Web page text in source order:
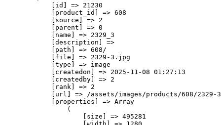
            [id] => 21230
            [product_id] => 608
            [source] => 2
            [parent] => 0
            [name] => 2329_3
            [description] =>
            [path] => 608/
            [file] => 2329-3.jpg
            [type] => image
            [createdon] => 2025-11-08 01:27:13
            [createdby] => 2
            [rank] => 2
[url] => /assets/images/products/608/2329-
            [properties] => Array
                (
                    [size] => 495281